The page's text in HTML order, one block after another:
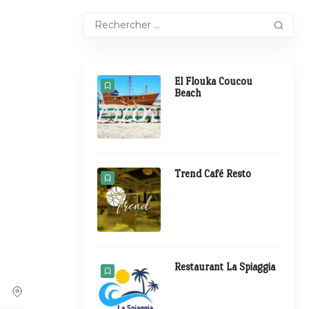
El Flouka Coucou
Beach
Trend Café Resto
Restaurant La Spiaggia